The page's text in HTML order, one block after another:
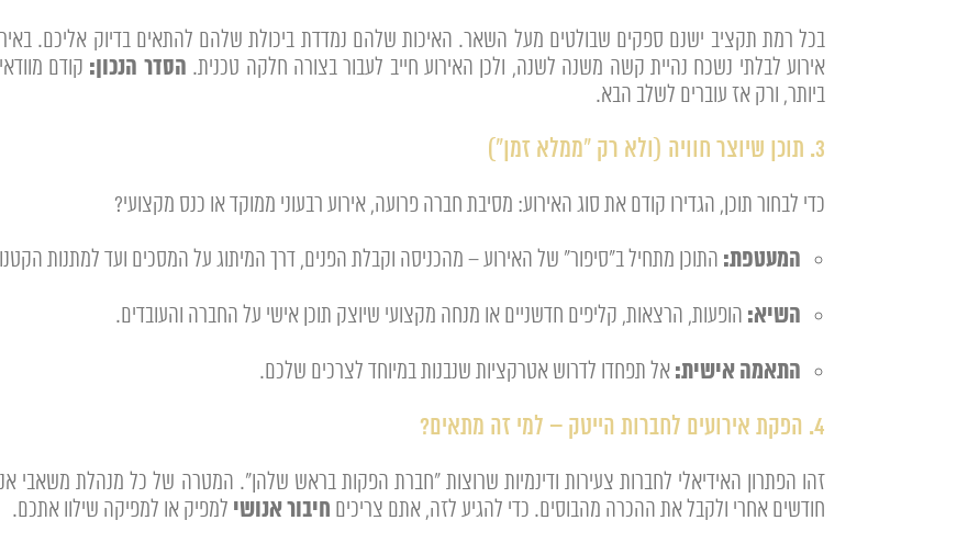
בכל רמת תקציב ישנם ספקים שבולטים מעל השאר. האיכות שלהם נמדדת ביכולת שלהם להתאים בדיוק אליכם.
אירוע לבלתי נשכח נהיית קשה משנה לשנה, ולכן האירוע חייב לעבור בצורה חלקה טכנית. הסדר הנכון: קודם
ביותר, ורק אז עוברים לשלב הבא.
3. תוכן שיוצר חוויה (ולא רק "ממלא זמן")
כדי לבחור תוכן, הגדירו קודם את סוג האירוע: מסיבת חברה פרועה, אירוע רבעוני ממוקד או כנס מקצועי?
המעטפת: התוכן מתחיל ב"סיפור" של האירוע – מהכניסה וקבלת הפנים, דרך המיתוג על המסכים ועד למתנות
השיא: הופעות, הרצאות, קליפים חדשניים או מנחה מקצועי שיוצק תוכן אישי על החברה והעובדים.
התאמה אישית: אל תפחדו לדרוש אטרקציות שנבנות במיוחד לצרכים שלכם.
4. הפקת אירועים לחברות הייטק – למי זה מתאים?
זהו הפתרון האידיאלי לחברות צעירות ודינמיות שרוצות "חברת הפקות בראש שלהן". המטרה של כל מנהלת משאבי
חודשים אחרי ולקבל את ההכרה מהבוסים. כדי להגיע לזה, אתם צריכים חיבור אנושי למפיק או למפיקה שילוו אתכם.